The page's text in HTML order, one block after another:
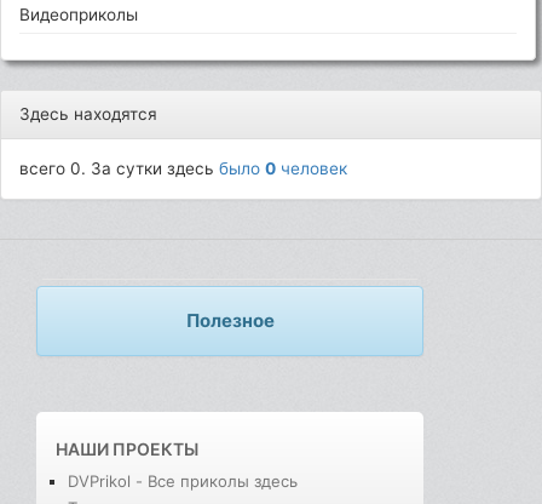
Видеоприколы
Здесь находятся
всего 0. За сутки здесьбыло0 человек
Полезное
НАШИ ПРОЕКТЫ
DVPrikol - Все приколы здесь